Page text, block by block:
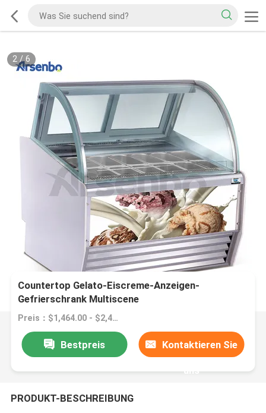
2/6
Countertop Gelato-Eiscreme-Anzeigen-
Gefrierschrank Multiscene
Antiverschleißtragbares
Preis：$1,464.00 - $2,499.00/Sets
Bestpreis Kontaktieren Sie
uns
PRODUKT-BESCHREIBUNG